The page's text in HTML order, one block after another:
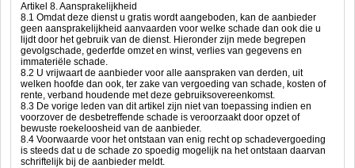
Artikel 8. Aansprakelijkheid
8.1 Omdat deze dienst u gratis wordt aangeboden, kan de aanbieder
geen aansprakelijkheid aanvaarden voor welke schade dan ook die u
lijdt door het gebruik van de dienst. Hieronder zijn mede begrepen
gevolgschade, gederfde omzet en winst, verlies van gegevens en
immateriële schade.
8.2 U vrijwaart de aanbieder voor alle aanspraken van derden, uit
welken hoofde dan ook, ter zake van vergoeding van schade, kosten of
rente, verband houdende met deze gebruiksovereenkomst.
8.3 De vorige leden van dit artikel zijn niet van toepassing indien en
voorzover de desbetreffende schade is veroorzaakt door opzet of
bewuste roekeloosheid van de aanbieder.
8.4 Voorwaarde voor het ontstaan van enig recht op schadevergoeding
is steeds dat u de schade zo spoedig mogelijk na het ontstaan daarvan
schriftelijk bij de aanbieder meldt.